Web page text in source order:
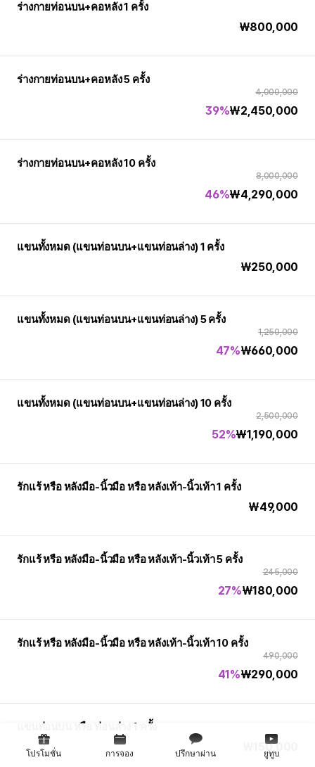
ร่างกายท่อนบน+คอหลัง 1 ครั้ง
₩800,000
ร่างกายท่อนบน+คอหลัง 5 ครั้ง
4,000,000
₩2,450,000
39%
ร่างกายท่อนบน+คอหลัง 10 ครั้ง
8,000,000
₩4,290,000
46%
แขนทั้งหมด (แขนท่อนบน+แขนท่อนล่าง) 1 ครั้ง
₩250,000
แขนทั้งหมด (แขนท่อนบน+แขนท่อนล่าง) 5 ครั้ง
1,250,000
₩660,000
47%
แขนทั้งหมด (แขนท่อนบน+แขนท่อนล่าง) 10 ครั้ง
2,500,000
₩1,190,000
52%
รักแร้ หรือ หลังมือ-นิ้วมือ หรือ หลังเท้า-นิ้วเท้า 1 ครั้ง
₩49,000
รักแร้ หรือ หลังมือ-นิ้วมือ หรือ หลังเท้า-นิ้วเท้า 5 ครั้ง
245,000
₩180,000
27%
รักแร้ หรือ หลังมือ-นิ้วมือ หรือ หลังเท้า-นิ้วเท้า 10 ครั้ง
490,000
₩290,000
41%
แขนท่อนบน หรือ ท่อนล่าง 1 ครั้ง
150,000
โปรโมชั่น การจอง ปรึกษาผ่าน ยูทูบ